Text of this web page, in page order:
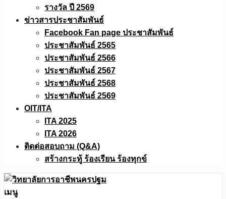
รางวัล ปี 2569
ข่าวสารประชาสัมพันธ์
Facebook Fan page ประชาสัมพันธ์
ประชาสัมพันธ์ 2565
ประชาสัมพันธ์ 2566
ประชาสัมพันธ์ 2567
ประชาสัมพันธ์ 2568
ประชาสัมพันธ์ 2569
OIT/ITA
ITA 2025
ITA 2026
ติดต่อสอบถาม (Q&A)
สร้างกระทู้ ร้องเรียน ร้องทุกข์
เมนู